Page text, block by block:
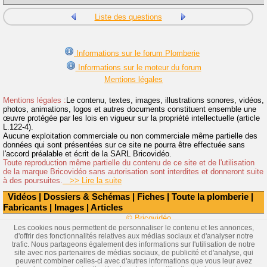
Vidéos | Dossiers & Schémas | Fiches | Toute la plomberie |
Fabricants | Images | Articles
Liste des questions
Informations sur le forum Plomberie
Informations sur le moteur du forum
Mentions légales
Mentions légales : Le contenu, textes, images, illustrations sonores, vidéos,
photos, animations, logos et autres documents constituent ensemble une
œuvre protégée par les lois en vigueur sur la propriété intellectuelle (article
L.122-4).
Aucune exploitation commerciale ou non commerciale même partielle des
données qui sont présentées sur ce site ne pourra être effectuée sans
l'accord préalable et écrit de la SARL Bricovidéo.
Toute reproduction même partielle du contenu de ce site et de l'utilisation
de la marque Bricovidéo sans autorisation sont interdites et donneront suite
à des poursuites. >> Lire la suite
© Bricovidéo
Les cookies nous permettent de personnaliser le contenu et les annonces,
d'offrir des fonctionnalités relatives aux médias sociaux et d'analyser notre
trafic. Nous partageons également des informations sur l'utilisation de notre
site avec nos partenaires de médias sociaux, de publicité et d'analyse, qui
peuvent combiner celles-ci avec d'autres informations que vous leur avez